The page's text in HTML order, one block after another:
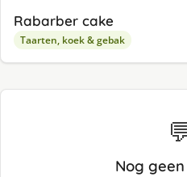
Rabarber cake
Taarten, koek & gebak
Nog